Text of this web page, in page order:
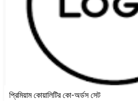
প্রিমিয়াম কোয়ালিটির কো-অর্ডস সেট